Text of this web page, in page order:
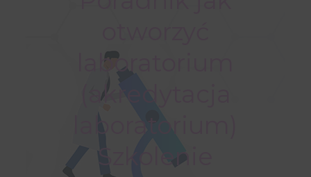
laboratorium
(akredytacja
laboratorium)
Szkolenie